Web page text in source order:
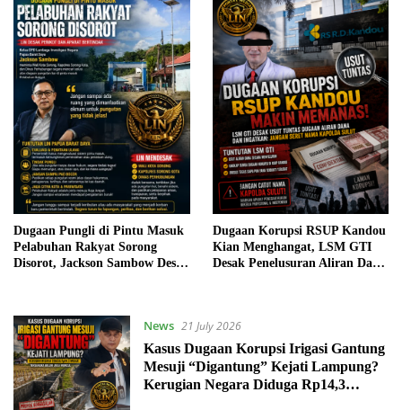
Dugaan Pungli di Pintu Masuk
Pelabuhan Rakyat Sorong
Disorot, Jackson Sambow Desak
Dugaan Korupsi RSUP Kandou
Kian Menghangat, LSM GTI
Desak Penelusuran Aliran Dana
News 21 July 2026
Kasus Dugaan Korupsi Irigasi Gantung
Mesuji “Digantung” Kejati Lampung?
Kerugian Negara Diduga Rp14,3